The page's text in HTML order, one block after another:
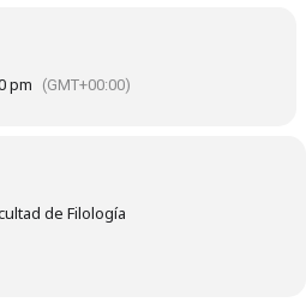
pm (GMT+00:00)
de Filología